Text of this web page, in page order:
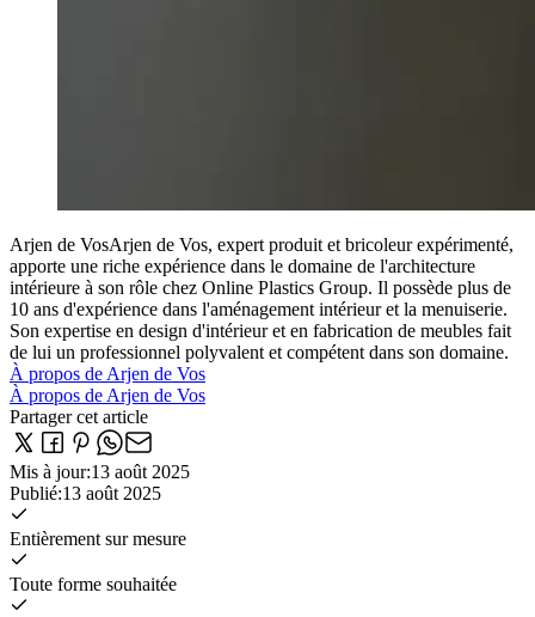
Arjen de VosArjen de Vos, expert produit et bricoleur expérimenté,
apporte une riche expérience dans le domaine de l'architecture
intérieure à son rôle chez Online Plastics Group. Il possède plus de
10 ans d'expérience dans l'aménagement intérieur et la menuiserie.
Son expertise en design d'intérieur et en fabrication de meubles fait
de lui un professionnel polyvalent et compétent dans son domaine.
À propos de Arjen de Vos
À propos de Arjen de Vos
Partager cet article
Mis à jour:13 août 2025
Publié:13 août 2025
Entièrement sur mesure
Toute forme souhaitée